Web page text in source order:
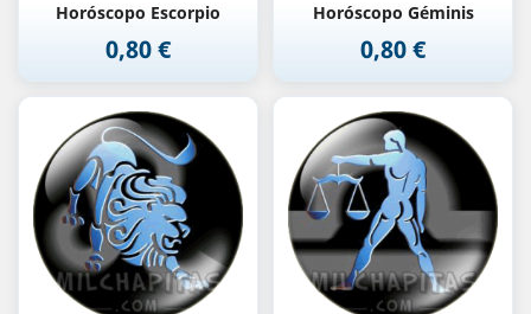
Horóscopo Escorpio
Precio
0,80 €
Horóscopo Géminis
Precio
0,80 €